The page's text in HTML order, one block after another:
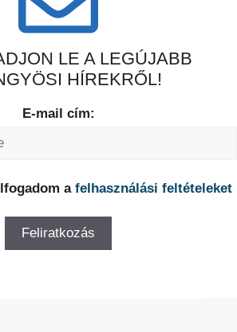
LE A LEGÚJABB
HÍREKRŐL!
E-mail cím:
a felhasználási feltételeket